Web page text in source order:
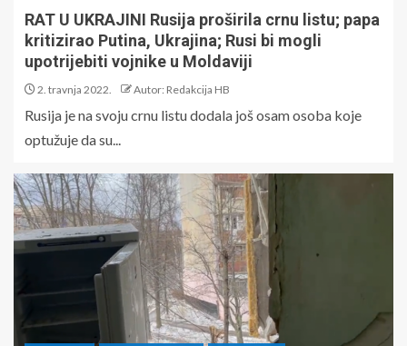
RAT U UKRAJINI Rusija proširila crnu listu; papa
kritizirao Putina, Ukrajina; Rusi bi mogli
upotrijebiti vojnike u Moldaviji
2. travnja 2022. Autor: Redakcija HB
Rusija je na svoju crnu listu dodala još osam osoba koje
optužuje da su...